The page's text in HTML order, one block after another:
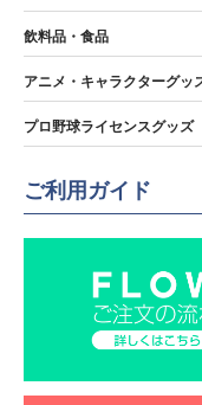
飲料品・食品
アニメ・キャラクターグッ
プロ野球ライセンスグッズ
ご利用ガイド